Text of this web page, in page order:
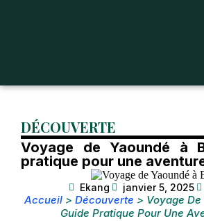
DÉCOUVERTE
Voyage de Yaoundé à
pratique pour une
Ekang janvier 5, 2025
Accueil > Découverte > Voyage
Guide Pratique Pour Une